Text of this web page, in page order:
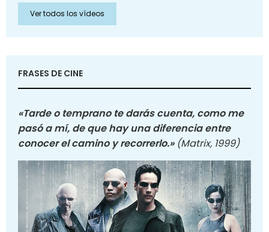
Ver todos los vídeos
FRASES DE CINE
«Tarde o temprano te darás cuenta, como me
pasó a mí, de que hay una diferencia entre
conocer el camino y recorrerlo.» (Matrix, 1999)